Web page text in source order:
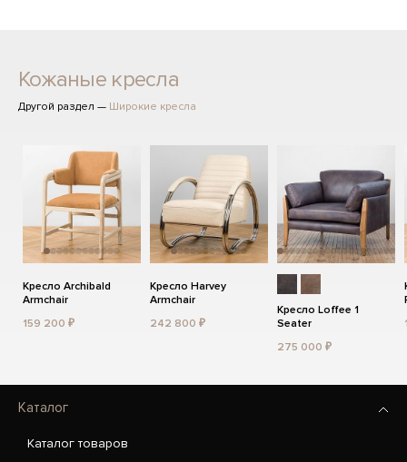
Кожаные кресла
Другой раздел — Широкие кресла
Кресло Archibald
Armchair
159 200 ₽
Кресло Harvey
Armchair
242 800 ₽
Кресло Loffee 1
Seater
275 000 ₽
Каталог
Каталог товаров